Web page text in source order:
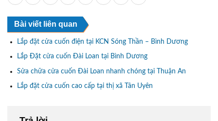
Bài viết liên quan
Lắp đặt cửa cuốn điện tại KCN Sóng Thần – Bình Dương
Lắp Đặt cửa cuốn Đài Loan tại Bình Dương
Sửa chữa cửa cuốn Đài Loan nhanh chóng tại Thuận An
Lắp đặt cửa cuốn cao cấp tại thị xã Tân Uyên